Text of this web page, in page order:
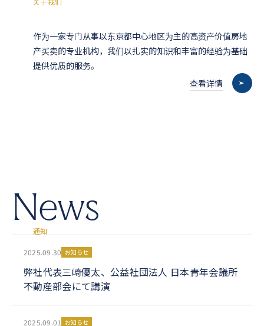
作为一家专门从事以东京都中心地区为主的高资产价值房地
产买卖的专业机构，我们以扎实的知识和丰富的经验为基础
提供优质的服务。
查看详情
News
通知
2025.09.30 お知らせ
弊社代表三崎優太、公益社団法人 日本青年会議所
不動産部会にて講演
2025.09.01 お知らせ